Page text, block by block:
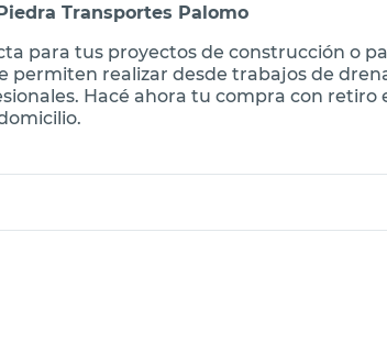
Transportes Palomo
para tus proyectos de construcción o
permiten realizar desde trabajos de
Hacé ahora tu compra con retiro